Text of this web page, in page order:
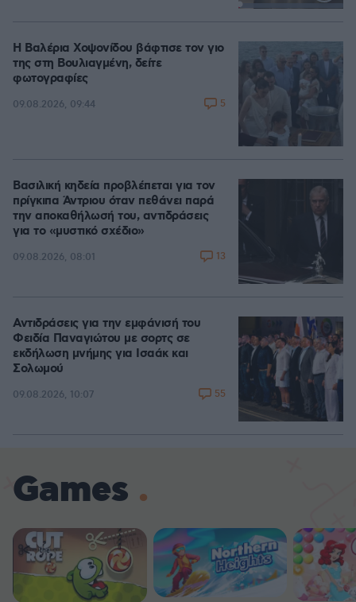
Loaded :
Η Βαλέρια Χοψονίδου βάφτισε τον γιο
της στη Βουλιαγμένη, δείτε
φωτογραφίες
09.08.2026, 09:44 5
Βασιλική κηδεία προβλέπεται για τον
πρίγκιπα Άντριου όταν πεθάνει παρά
την αποκαθήλωσή του, αντιδράσεις
για το «μυστικό σχέδιο»
09.08.2026, 08:01 13
Αντιδράσεις για την εμφάνισή του
Φειδία Παναγιώτου με σορτς σε
εκδήλωση μνήμης για Ισαάκ και
Σολωμού
09.08.2026, 10:07 55
Games